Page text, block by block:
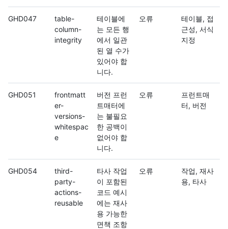
GHD047
table-
column-
integrity
테이블에
는 모든 행
에서 일관
된 열 수가
있어야 합
니다.
오류
테이블, 접
근성, 서식
지정
GHD051
frontmatt
er-
versions-
whitespac
e
버전 프런
트매터에
는 불필요
한 공백이
없어야 합
니다.
오류
프런트매
터, 버전
GHD054
third-
party-
actions-
reusable
타사 작업
이 포함된
코드 예시
에는 재사
용 가능한
면책 조항
오류
작업, 재사
용, 타사